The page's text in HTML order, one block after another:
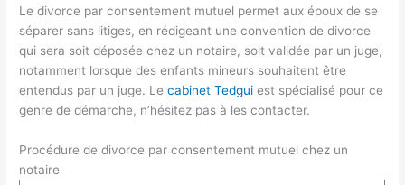
Le divorce par consentement mutuel permet aux époux de se
séparer sans litiges, en rédigeant une convention de divorce
qui sera soit déposée chez un notaire, soit validée par un juge,
notamment lorsque des enfants mineurs souhaitent être
entendus par un juge. Lecabinet Tedgui est spécialisé pour ce
genre de démarche, n’hésitez pas à les contacter.
Procédure de divorce par consentement mutuel chez un
notaire